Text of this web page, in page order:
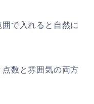
で入れると自然に
数と雰囲気の両方